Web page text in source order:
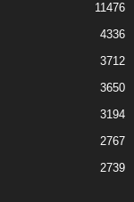
11476
4336
3712
3650
3194
2767
2739